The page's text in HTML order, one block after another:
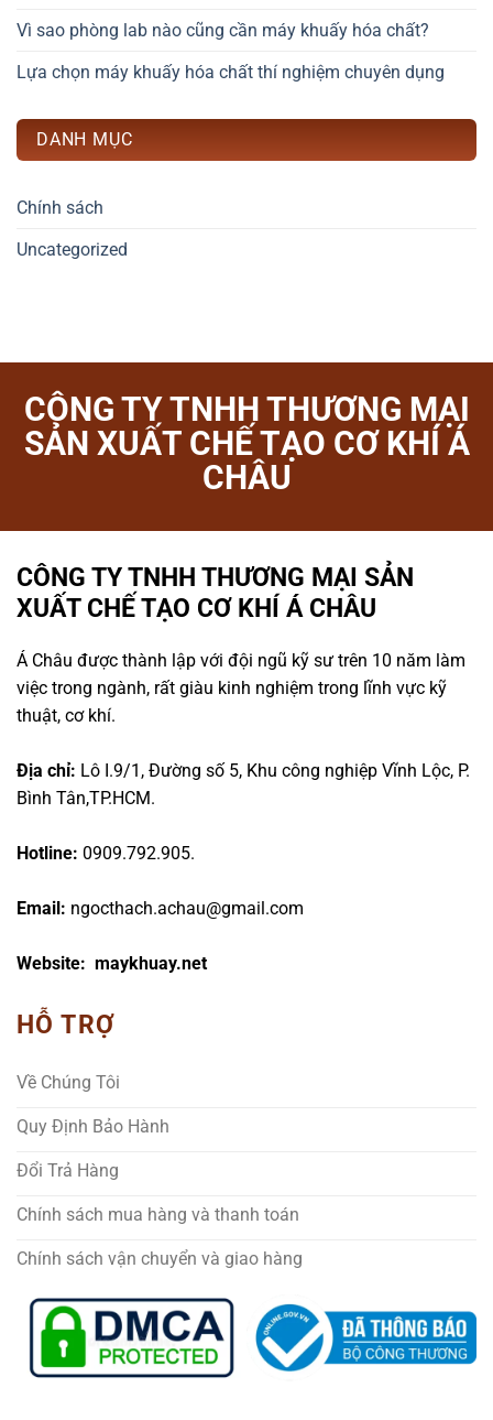
Vì sao phòng lab nào cũng cần máy khuấy hóa chất?
Lựa chọn máy khuấy hóa chất thí nghiệm chuyên dụng
DANH MỤC
Chính sách
Uncategorized
CÔNG TY TNHH THƯƠNG MẠI
SẢN XUẤT CHẾ TẠO CƠ KHÍ Á
CHÂU
CÔNG TY TNHH THƯƠNG MẠI SẢN
XUẤT CHẾ TẠO CƠ KHÍ Á CHÂU
Á Châu được thành lập với đội ngũ kỹ sư trên 10 năm làm
việc trong ngành, rất giàu kinh nghiệm trong lĩnh vực kỹ
thuật, cơ khí.
Địa chỉ: Lô I.9/1, Đường số 5, Khu công nghiệp Vĩnh Lộc, P.
Bình Tân,TP.HCM.
Hotline: 0909.792.905.
Email: ngocthach.achau@gmail.com
Website: maykhuay.net
HỖ TRỢ
Về Chúng Tôi
Quy Định Bảo Hành
Đổi Trả Hàng
Chính sách mua hàng và thanh toán
Chính sách vận chuyển và giao hàng